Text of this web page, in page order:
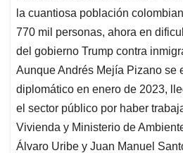
la cuantiosa población
770 mil personas, ahora en
del gobierno Trump contra
Aunque Andrés Mejía Pizano se
diplomático en enero de 2023,
el sector público por haber
Vivienda y Ministerio de
Álvaro Uribe y Juan Manuel